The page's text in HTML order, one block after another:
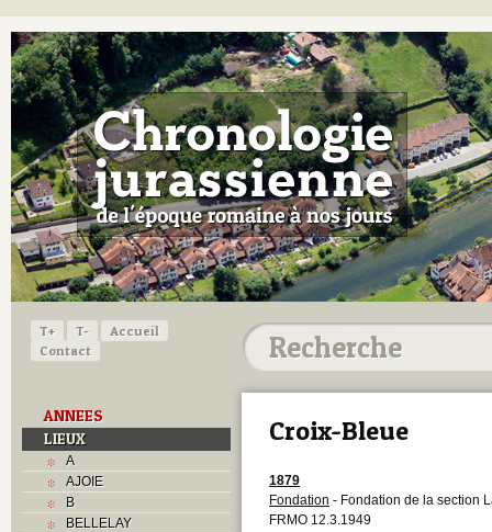
T+ T-
Accueil
Contact
ANNEES
LIEUX
A
AJOIE
B
BELLELAY
Croix-Bleue
1879
Fondation - Fondation de la section
FRMO 12.3.1949